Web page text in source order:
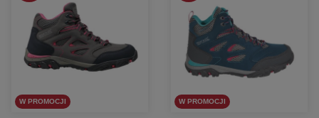
W PROMOCJI W PROMOCJI